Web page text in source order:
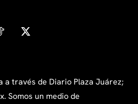
a través de Diario Plaza Juárez;
Somos un medio de